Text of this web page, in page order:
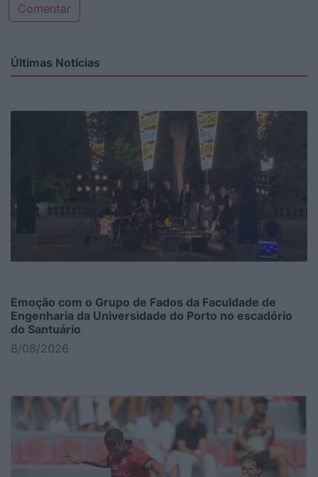
Comentar
Últimas Notícias
Emoção com o Grupo de Fados da Faculdade de
Engenharia da Universidade do Porto no escadório
do Santuário
8/08/2026